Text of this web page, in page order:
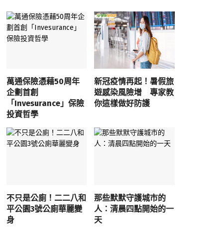
萬通保險憑藉50周年
企劃首創
「Invesurance」保險
投資哲學
新冠疫情再起！暑假旅
遊感染風險增 專家教
你這樣做好防護
不只是公廁！二二八和
平公園3號公廁華麗變
身
那些默默守護城市的
人：清晨四點開始的一
天